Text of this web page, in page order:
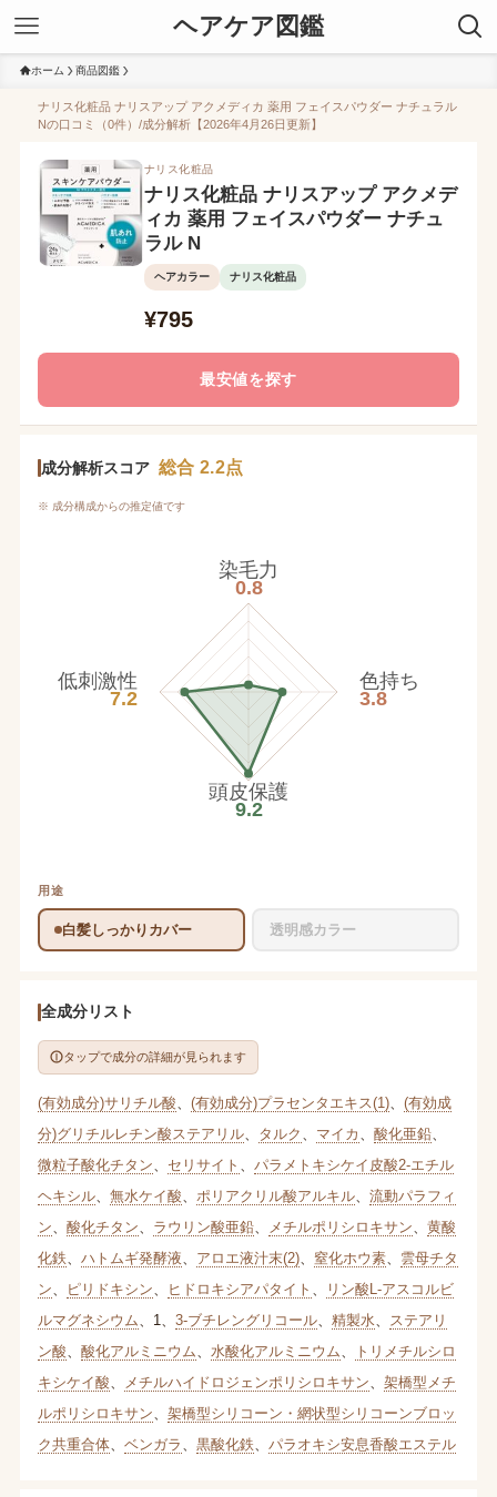
ヘアケア図鑑
ホーム 商品図鑑
ナリス化粧品 ナリスアップ アクメディカ 薬用 フェイスパウダー ナチュラル
Nの口コミ（0件）/成分解析【2026年4月26日更新】
ナリス化粧品
ナリス化粧品 ナリスアップ アクメデ
ィカ 薬用 フェイスパウダー ナチュ
ラル N
ヘアカラー ナリス化粧品
¥795
最安値を探す
成分解析スコア 総合 2.2点
※ 成分構成からの推定値です
染毛力
0.8
色持ち
3.8
頭皮保護
9.2
低刺激性
7.2
用途
白髪しっかりカバー 透明感カラー
全成分リスト
タップで成分の詳細が見られます
(有効成分)サリチル酸 (有効成分)プラセンタエキス(1)、 (有効成
分)グリチルレチン酸ステアリル、 タルク マイカ 酸化亜鉛、
微粒子酸化チタン
セリサイト
パラメトキシケイ皮酸2-エチル
ヘキシル、 無水ケイ酸 ポリアクリル酸アルキル、 流動パラフィ
ン
酸化チタン ラウリン酸亜鉛、 メチルポリシロキサン
黄酸
化鉄
ハトムギ発酵液 アロエ液汁末(2)、 窒化ホウ素、 雲母チタ
ン
ピリドキシン ヒドロキシアパタイト
リン酸L-アスコルビ
ルマグネシウム
1 3-ブチレングリコール、 精製水
ステアリ
ン酸
酸化アルミニウム 水酸化アルミニウム
トリメチルシロ
キシケイ酸
メチルハイドロジェンポリシロキサン
架橋型メチ
ルポリシロキサン
架橋型シリコーン・網状型シリコーンブロッ
ク共重合体、 ベンガラ 黒酸化鉄 パラオキシ安息香酸エステル